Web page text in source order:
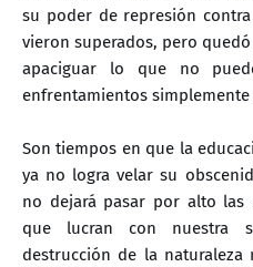
su poder de represión
vieron superados, pero
apaciguar lo que no
enfrentamientos
Son tiempos en que la
ya no logra velar su
no dejará pasar por alto las
que lucran con nuestra
destrucción de la